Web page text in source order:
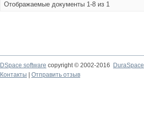
Отображаемые документы 1-8 из 1
DSpace software copyright © 2002-2016
DuraSpace
Контакты
Отправить отзыв